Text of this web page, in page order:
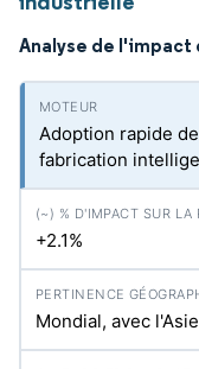
Analyse de l'impact
Adoption rapide
fabrication
+2.1%
Mondial, avec